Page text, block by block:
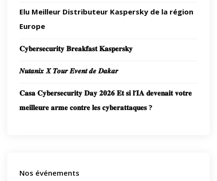
Elu Meilleur Distributeur Kaspersky de la région
Europe
𝐂𝐲𝐛𝐞𝐫𝐬𝐞𝐜𝐮𝐫𝐢𝐭𝐲 𝐁𝐫𝐞𝐚𝐤𝐟𝐚𝐬𝐭 𝐊𝐚𝐬𝐩𝐞𝐫𝐬𝐤𝐲
𝑵𝒖𝒕𝒂𝒏𝒊𝒙 𝑿 𝑻𝒐𝒖𝒓 𝑬𝒗𝒆𝒏𝒕 𝒅𝒆 𝑫𝒂𝒌𝒂𝒓
𝐂𝐚𝐬𝐚 𝐂𝐲𝐛𝐞𝐫𝐬𝐞𝐜𝐮𝐫𝐢𝐭𝐲 𝐃𝐚𝐲 𝟐𝟎𝟐𝟔 𝐄𝐭 𝐬𝐢 𝐥’𝐈𝐀 𝐝𝐞𝐯𝐞𝐧𝐚𝐢𝐭 𝐯𝐨𝐭𝐫𝐞
𝐦𝐞𝐢𝐥𝐥𝐞𝐮𝐫𝐞 𝐚𝐫𝐦𝐞 𝐜𝐨𝐧𝐭𝐫𝐞 𝐥𝐞𝐬 𝐜𝐲𝐛𝐞𝐫𝐚𝐭𝐭𝐚𝐪𝐮𝐞𝐬 ?
Nos événements